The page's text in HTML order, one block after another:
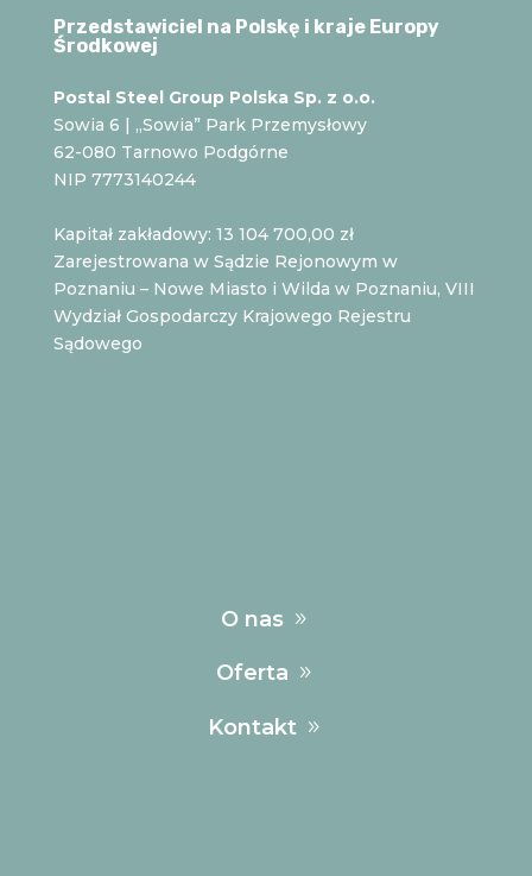
Przedstawiciel na Polskę i kraje Europy
Środkowej
Postal Steel Group Polska Sp. z o.o.
Sowia 6 | „Sowia” Park Przemysłowy
62-080 Tarnowo Podgórne
NIP 7773140244
Kapitał zakładowy: 13 104 700,00 zł
Zarejestrowana w Sądzie Rejonowym w
Poznaniu – Nowe Miasto i Wilda w Poznaniu, VIII
Wydział Gospodarczy Krajowego Rejestru
Sądowego
O nas
Oferta
Kontakt